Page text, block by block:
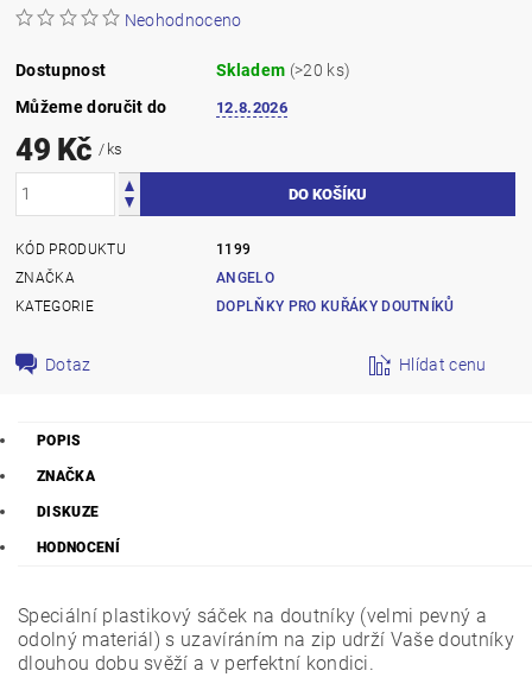
Neohodnoceno
Dostupnost Skladem (>20 ks)
Můžeme doručit do
12.8.2026
49 Kč/ ks
KÓD PRODUKTU
1199
ZNAČKA
ANGELO
KATEGORIE
DOPLŇKY PRO KUŘÁKY DOUTNÍKŮ
Dotaz Hlídat cenu
POPIS
ZNAČKA
DISKUZE
HODNOCENÍ
Speciální plastikový sáček na doutníky (velmi pevný a
odolný materiál) s uzavíráním na zip udrží Vaše doutníky
dlouhou dobu svěží a v perfektní kondici.